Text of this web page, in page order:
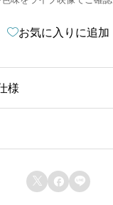
お気に入りに追加
様
  